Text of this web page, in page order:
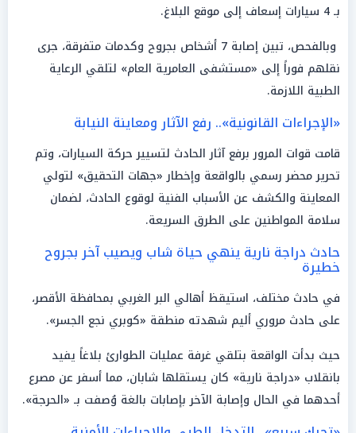
بـ 4 سيارات إسعاف إلى موقع البلاغ.
وبالفحص، تبين إصابة 7 أشخاص بجروح وكدمات متفرقة، جرى
نقلهم فوراً إلى «مستشفى العامرية العام» لتلقي الرعاية
الطبية اللازمة.
«الإجراءات القانونية».. رفع الآثار ومعاينة النيابة
قامت قوات المرور برفع آثار الحادث لتسيير حركة السيارات، وتم
تحرير محضر رسمي بالواقعة وإخطار «جهات التحقيق» لتولي
المعاينة والكشف عن الأسباب الفنية لوقوع الحادث، لضمان
سلامة المواطنين على الطرق السريعة.
حادث دراجة نارية ينهي حياة شاب ويصيب آخر بجروح
خطيرة
في حادث مختلف، استيقظ أهالي البر الغربي بمحافظة الأقصر،
على حادث مروري أليم شهدته منطقة «كوبري نجع الجسر».
حيث بدأت الواقعة بتلقي غرفة عمليات الطوارئ بلاغاً يفيد
بانقلاب «دراجة نارية» كان يستقلها شابان، مما أسفر عن مصرع
أحدهما في الحال وإصابة الآخر بإصابات بالغة وُصفت بـ «الحرجة».